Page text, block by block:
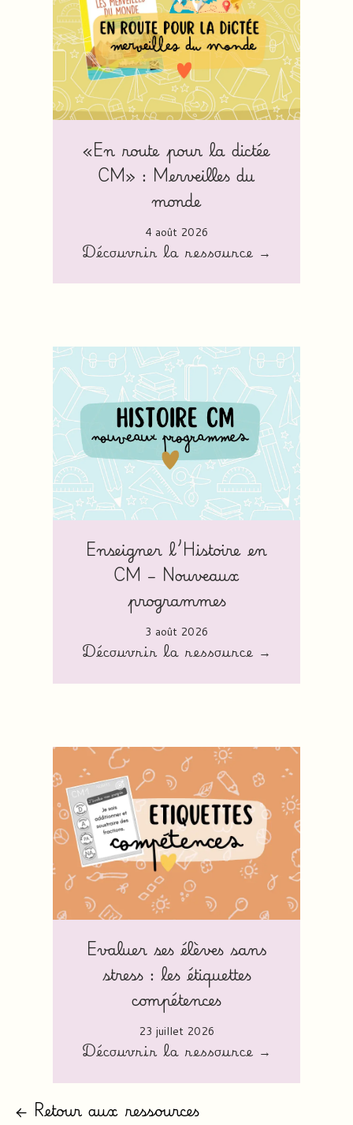
«En route pour la dictée
CM» : Merveilles du
monde
4 août 2026
Découvrir la ressource →
Enseigner l’Histoire en
CM – Nouveaux
programmes
3 août 2026
Découvrir la ressource →
Evaluer ses élèves sans
stress : les étiquettes
compétences
23 juillet 2026
Découvrir la ressource →
← Retour aux ressources